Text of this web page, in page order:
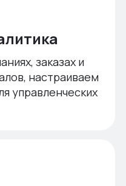
заказах и
настраиваем
управленческих